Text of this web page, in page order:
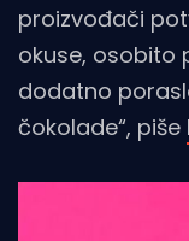
proizvođači
okuse, osobito
dodatno
čokolade“, piše